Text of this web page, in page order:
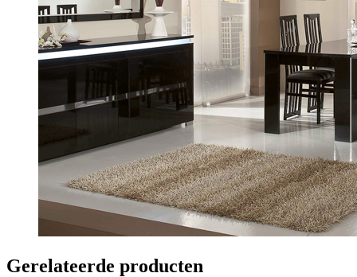
Gerelateerde producten